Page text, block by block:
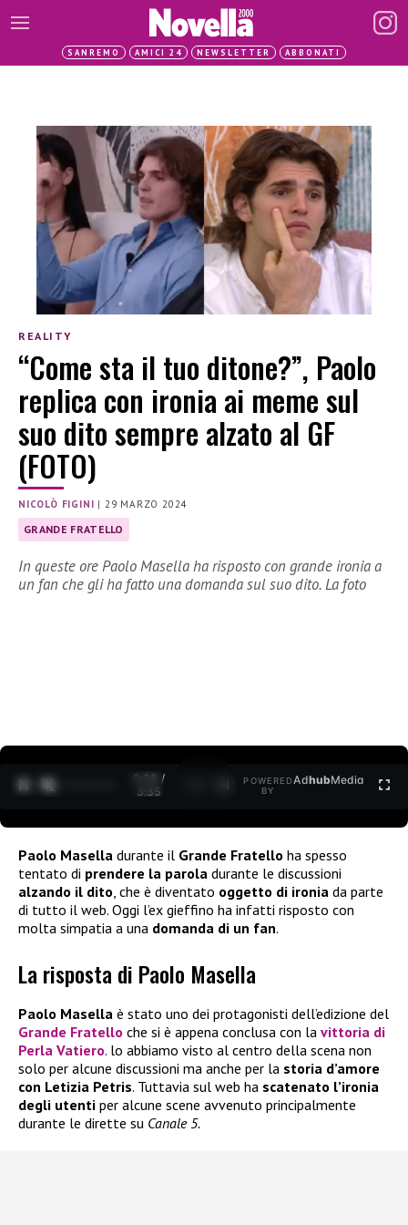
SANREMO AMICI 24 NEWSLETTER ABBONATI
REALITY
“Come sta il tuo ditone?”, Paolo
replica con ironia ai meme sul
suo dito sempre alzato al GF
(FOTO)
NICOLÒ FIGINI | 29 MARZO 2024
GRANDE FRATELLO
In queste ore Paolo Masella ha risposto con grande ironia a
un fan che gli ha fatto una domanda sul suo dito. La foto
0:29 /
3:35
POWERED
BY
AdhubMedia
Paolo Masella durante il Grande Fratello ha spesso
tentato di prendere la parola durante le discussioni
alzando il dito , che è diventato oggetto di ironia da parte
di tutto il web. Oggi l’ex gieffino ha infatti risposto con
molta simpatia a una domanda di un fan.
La risposta di Paolo Masella
Paolo Masella è stato uno dei protagonisti dell’edizione del
Grande Fratello che si è appena conclusa con la vittoria di
Perla Vatiero. lo abbiamo visto al centro della scena non
solo per alcune discussioni ma anche per la storia d’amore
con Letizia Petris. Tuttavia sul web ha scatenato l’ironia
degli utenti per alcune scene avvenuto principalmente
durante le dirette su Canale 5.